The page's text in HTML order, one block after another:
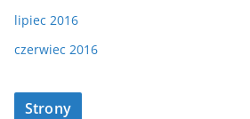
lipiec 2016
czerwiec 2016
Strony